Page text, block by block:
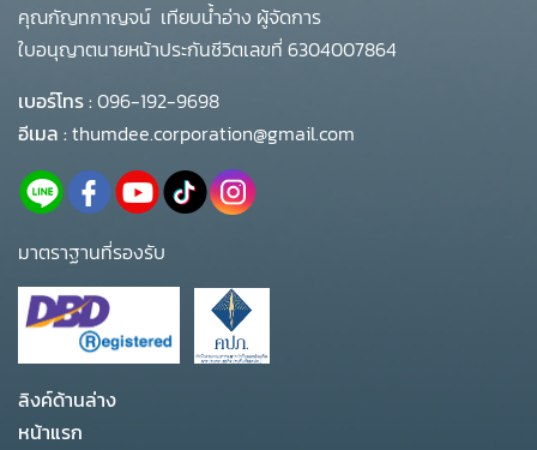
คุณกัญทกาญจน์ เทียบน้ำอ่าง ผู้จัดการ
ใบอนุญาตนายหน้าประกันชีวิตเลขที่ 6304007864
เบอร์โทร :096-192-9698
อีเมล :thumdee.corporation@gmail.com
มาตราฐานที่รองรับ
ลิงค์ด้านล่าง
หน้าแรก